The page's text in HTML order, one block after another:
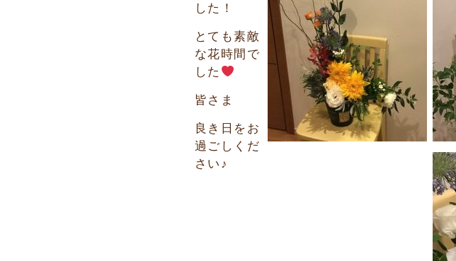
した！
とても素敵
な花時間で
した
皆さま
良き日をお
過ごしくだ
さい♪